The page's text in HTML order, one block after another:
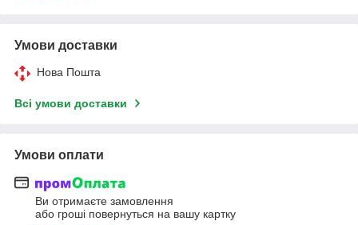
Умови доставки
Нова Пошта
Всі умови доставки
Умови оплати
Ви отримаєте замовлення
або гроші повернуться на вашу картку